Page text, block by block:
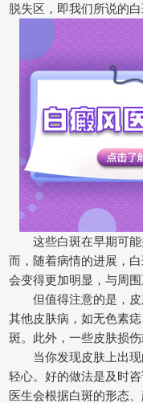
脱失区，即我们所说的白
这些白斑在早期可能
而，随着病情的进展，
会变得更加明显，与周
但值得注意的是，皮
其他皮肤病，如无色素
斑。此外，一些皮肤损
当你发现皮肤上出现
轻心。好的做法是及时
医生会根据白斑的形态